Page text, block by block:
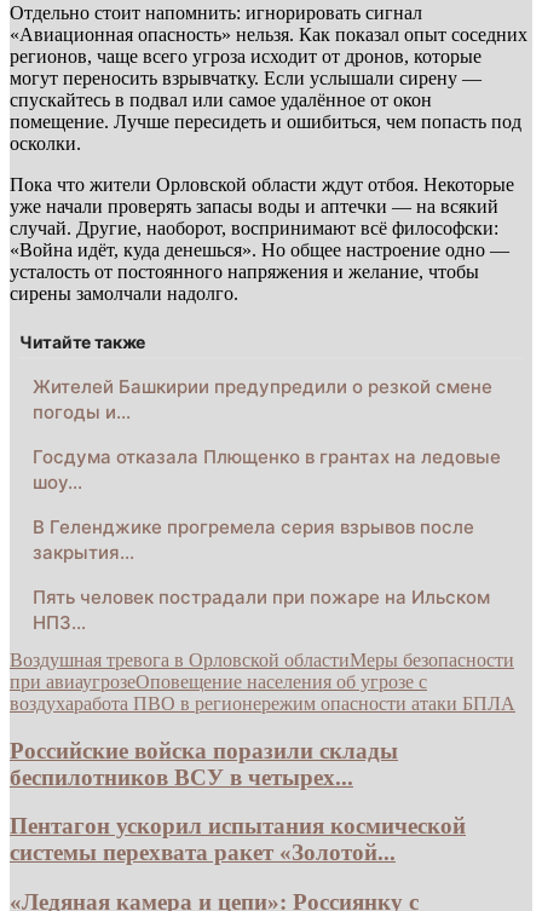
Отдельно стоит напомнить: игнорировать сигнал
«Авиационная опасность» нельзя. Как показал опыт соседних
регионов, чаще всего угроза исходит от дронов, которые
могут переносить взрывчатку. Если услышали сирену —
спускайтесь в подвал или самое удалённое от окон
помещение. Лучше пересидеть и ошибиться, чем попасть под
осколки.
Пока что жители Орловской области ждут отбоя. Некоторые
уже начали проверять запасы воды и аптечки — на всякий
случай. Другие, наоборот, воспринимают всё философски:
«Война идёт, куда денешься». Но общее настроение одно —
усталость от постоянного напряжения и желание, чтобы
сирены замолчали надолго.
Читайте также
Жителей Башкирии предупредили о резкой смене
погоды и…
Госдума отказала Плющенко в грантах на ледовые
шоу…
В Геленджике прогремела серия взрывов после
закрытия…
Пять человек пострадали при пожаре на Ильском
НПЗ…
Воздушная тревога в Орловской областиМеры безопасности
при авиаугрозеОповещение населения об угрозе с
воздухаработа ПВО в регионережим опасности атаки БПЛА
Российские войска поразили склады
беспилотников ВСУ в четырех...
Пентагон ускорил испытания космической
системы перехвата ракет «Золотой...
«Ледяная камера и цепи»: Россиянку с